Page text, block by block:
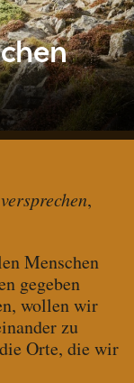
,
Menschen
gegeben
wollen wir
zu
Orte, die wir